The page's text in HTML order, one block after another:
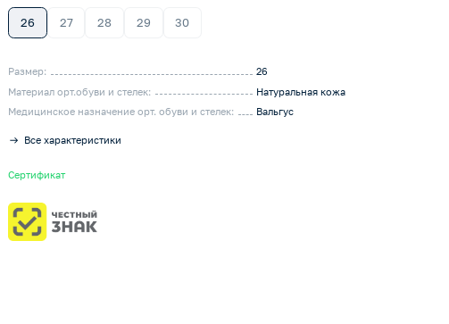
26 27 28 29 30
Размер:
26
Материал орт.обуви и стелек:
Натуральная кожа
Медицинское назначение орт. обуви и стелек:
Вальгус
Все характеристики
Сертификат